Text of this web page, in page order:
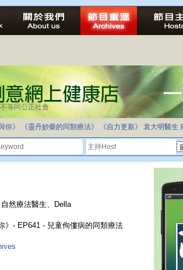
等同公正社會
你》 《靈丹妙藥的同類療法》 《自力更新》 袁大明醫生
然療法醫生、Della
》- EP641 - 兒童佝僂病的同類療法